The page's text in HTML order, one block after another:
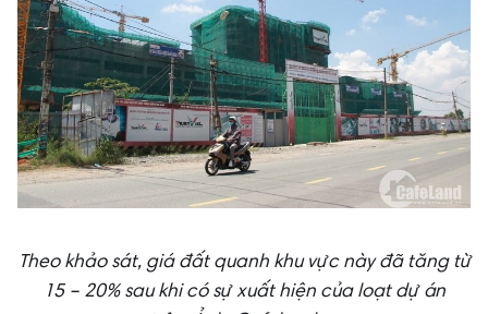
Theo khảo sát, giá đất quanh khu vực này đã tăng từ
15 – 20% sau khi có sự xuất hiện của loạt dự án